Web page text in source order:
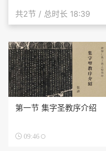
共2节 / 总时长 18:39
第一节 集字圣教序介绍
 09:46